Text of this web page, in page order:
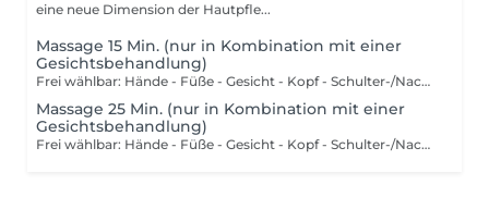
eine neue Dimension der Hautpfle...
Massage 15 Min. (nur in Kombination mit einer
Gesichtsbehandlung)
Frei wählbar: Hände - Füße - Gesicht - Kopf - Schulter-/Nacken - Rücken
Massage 25 Min. (nur in Kombination mit einer
Gesichtsbehandlung)
Frei wählbar: Hände - Füße - Gesicht - Kopf - Schulter-/Nacken - Rücken